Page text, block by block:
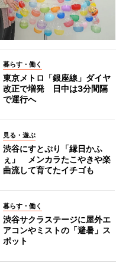
暮らす・働く
東京メトロ「銀座線」ダイヤ
改正で増発 日中は3分間隔
で運行へ
見る・遊ぶ
渋谷にすとぷり「縁日かふ
ぇ」 メンカラたこやきや楽
曲流して育てたイチゴも
暮らす・働く
渋谷サクラステージに屋外エ
アコンやミストの「避暑」ス
ポット